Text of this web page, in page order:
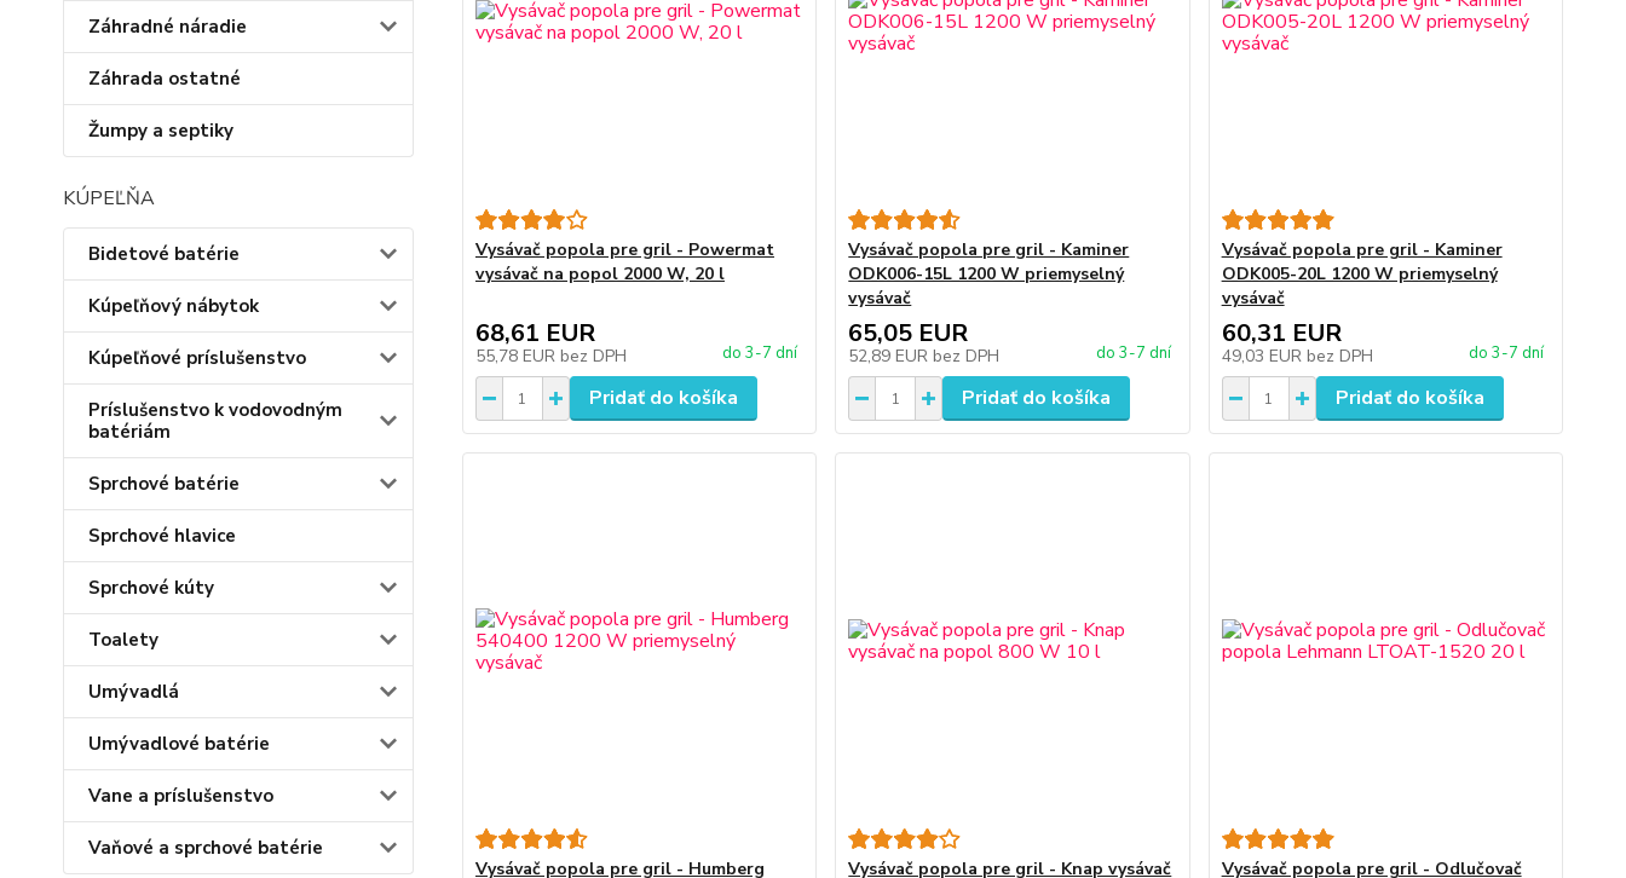
Záhradné náradie
Záhrada ostatné
Žumpy a septiky
KÚPEĽŇA
Bidetové batérie
Kúpeľňový nábytok
Kúpeľňové príslušenstvo
Príslušenstvo k vodovodným
batériám
Sprchové batérie
Sprchové hlavice
Sprchové kúty
Toalety
Umývadlá
Umývadlové batérie
Vane a príslušenstvo
Vaňové a sprchové batérie
Vysávač popola pre gril - Powermat
vysávač na popol 2000 W, 20 l
68,61 EUR
55,78 EUR bez DPH do 3-7 dní
Pridať do košíka
Vysávač popola pre gril - Kaminer
ODK006-15L 1200 W priemyselný
vysávač
65,05 EUR
52,89 EUR bez DPH do 3-7 dní
Pridať do košíka
Vysávač popola pre gril - Kaminer
ODK005-20L 1200 W priemyselný
vysávač
60,31 EUR
49,03 EUR bez DPH do 3-7 dní
Pridať do košíka
Vysávač popola pre gril - Humberg Vysávač popola pre gril - Knap vysávač Vysávač popola pre gril - Odlučovač